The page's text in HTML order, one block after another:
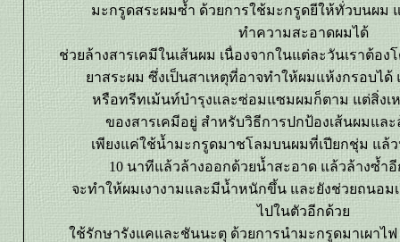
มะกรูดสระผมซ้ำ ด้วยการใช้มะกรูดยีให้ทั่วบนผม
ทำความสะอาดผมได้
ช่วยล้างสารเคมีในเส้นผม เนื่องจากในแต่ละวันเราต้อ
าสระผม ซึ่งเป็นสาเหตุที่อาจทำให้ผมแห้งกรอบได้
หรือทรีทเม้นท์บำรุงและซ่อมแซมผมก็ตาม แต่สิ่งเ
ของสารเคมีอยู่ สำหรับวิธีการปกป้องเส้นผมแล
เพียงแค่ใช้น้ำมะกรูดมาชโลมบนผมที่เปียกชุ่ม แล้
10 นาทีแล้วล้างออกด้วยน้ำสะอาด แล้วล้างซ้ำ
จะทำให้ผมเงางามและมีน้ำหนักขึ้น และยังช่วยถนอม
ไปในตัวอีกด้ว
ช้รักษารังแคและชันนะตุ ด้วยการนำมะกรูดมาเผาไฟ